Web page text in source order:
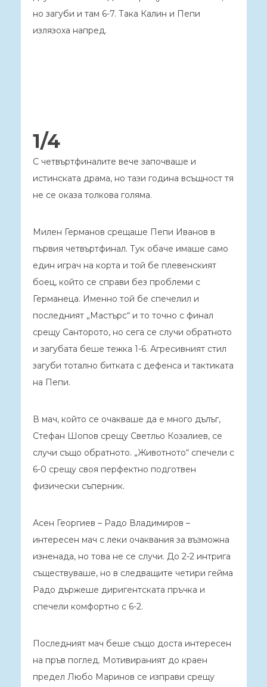
но загуби и там 6-7. Така Калин и Пепи
излязоха напред.
1/4
С четвъртфиналите вече започваше и
истинската драма, но тази година всъщност тя
не се оказа толкова голяма.
Милен Германов срещаше Пепи Иванов в
първия четвъртфинал. Тук обаче имаше само
един играч на корта и той бе плевенският
боец, който се справи без проблеми с
Германеца. Именно той бе спечелил и
последният „Мастърс“ и то точно с финал
срещу Санторото, но сега се случи обратното
и загубата беше тежка 1-6. Агресивният стил
загуби тотално битката с дефенса и тактиката
на Пепи.
В мач, който се очакваше да е много дълъг,
Стефан Шопов срещу Светльо Козалиев, се
случи също обратното. „Животното“ спечели с
6-0 срещу своя перфектно подготвен
физически съперник.
Асен Георгиев – Радо Владимиров –
интересен мач с леки очаквания за възможна
изненада, но това не се случи. До 2-2 интрига
съществуваше, но в следващите четири гейма
Радо държеше диригентската пръчка и
спечели комфортно с 6-2.
Последният мач беше също доста интересен
на пръв поглед. Мотивираният до краен
предел Любо Маринов се изправи срещу